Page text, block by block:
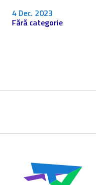
4 Dec. 2023
Fără categorie